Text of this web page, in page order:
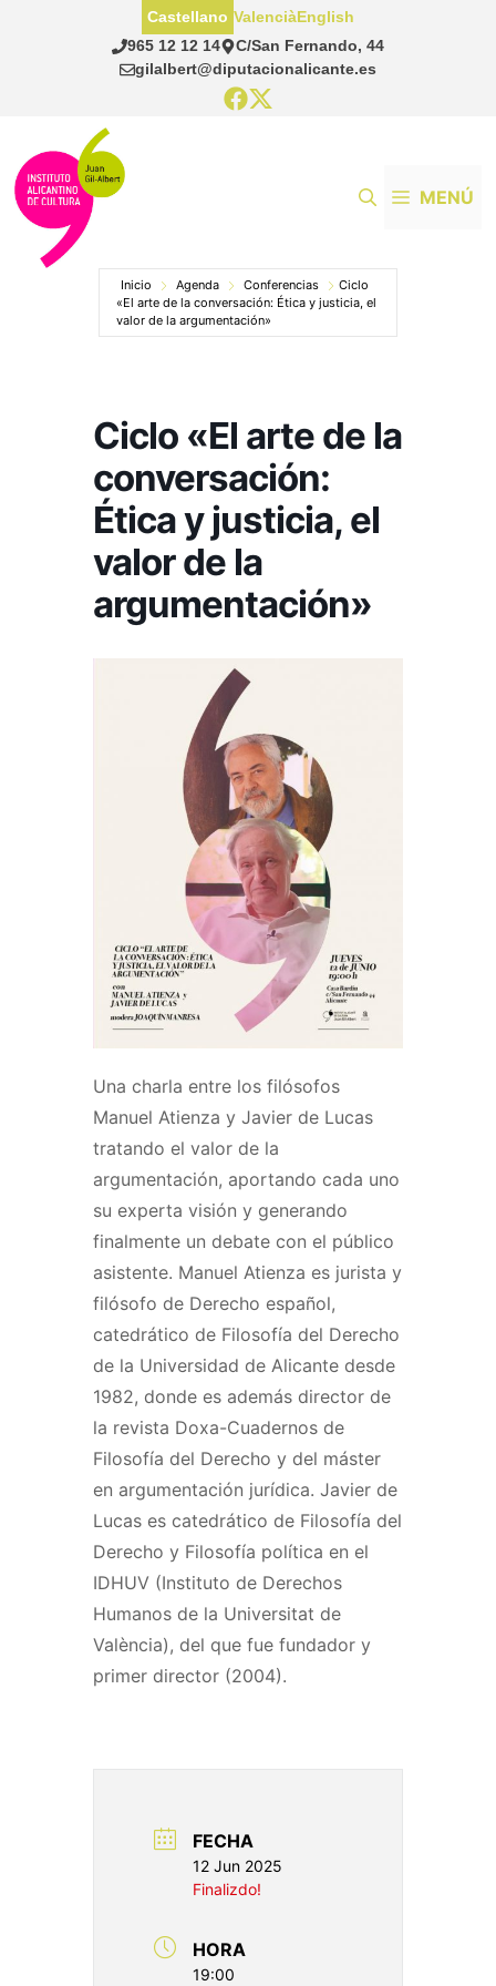
965 12 12 14
C/San Fernando, 44
gilalbert@diputacionalicante.es
Castellano ValenciàEnglish
MENÚ
Inicio Agenda Conferencias
Ciclo
«El arte de la conversación: Ética y justicia, el
valor de la argumentación»
Ciclo «El arte de la
conversación:
Ética y justicia, el
valor de la
argumentación»
Una charla entre los filósofos
Manuel Atienza y Javier de Lucas
tratando el valor de la
argumentación, aportando cada uno
su experta visión y generando
finalmente un debate con el público
asistente. Manuel Atienza es jurista y
filósofo de Derecho español,
catedrático de Filosofía del Derecho
de la Universidad de Alicante desde
1982, donde es además director de
la revista Doxa-Cuadernos de
Filosofía del Derecho y del máster
en argumentación jurídica. Javier de
Lucas es catedrático de Filosofía del
Derecho y Filosofía política en el
IDHUV (Instituto de Derechos
Humanos de la Universitat de
València), del que fue fundador y
primer director (2004).
FECHA
12 Jun 2025
Finalizdo!
HORA
19:00